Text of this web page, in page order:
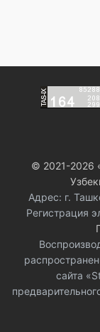
© 2021-2026
Адрес: г.
Регистрация
сайта